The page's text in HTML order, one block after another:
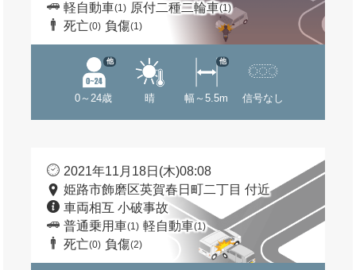
軽自動車(1) 原付二種二輪車(1)
死亡(0) 負傷(1)
0～24歳
他
晴 幅～5.5m
他
信号なし
2021年11月18日(木)08:08
姫路市飾磨区英賀春日町二丁目 付近
車両相互 小破事故
普通乗用車(1) 軽自動車(1)
死亡(0) 負傷(2)